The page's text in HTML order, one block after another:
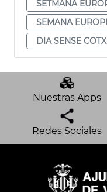
SETMANA
SEMANA
DIA SENSE
Nuestras Apps
Redes Sociales